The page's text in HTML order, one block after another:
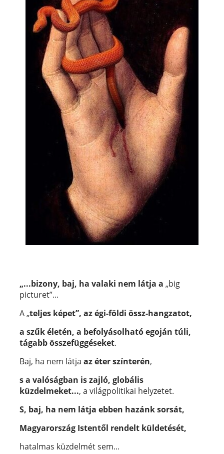
„...bizony, baj, ha valaki nem látja a „big
picturet”...
A „teljes képet”, az égi-földi össz-hangzatot,
a szűk életén, a befolyásolható egoján túli,
tágabb összefüggéseket.
Baj, ha nem látja az éter színterén,
s a valóságban is zajló, globális
küzdelmeket..., a világpolitikai helyzetet.
S, baj, ha nem látja ebben hazánk sorsát,
Magyarország Istentől rendelt küldetését,
hatalmas küzdelmét sem...